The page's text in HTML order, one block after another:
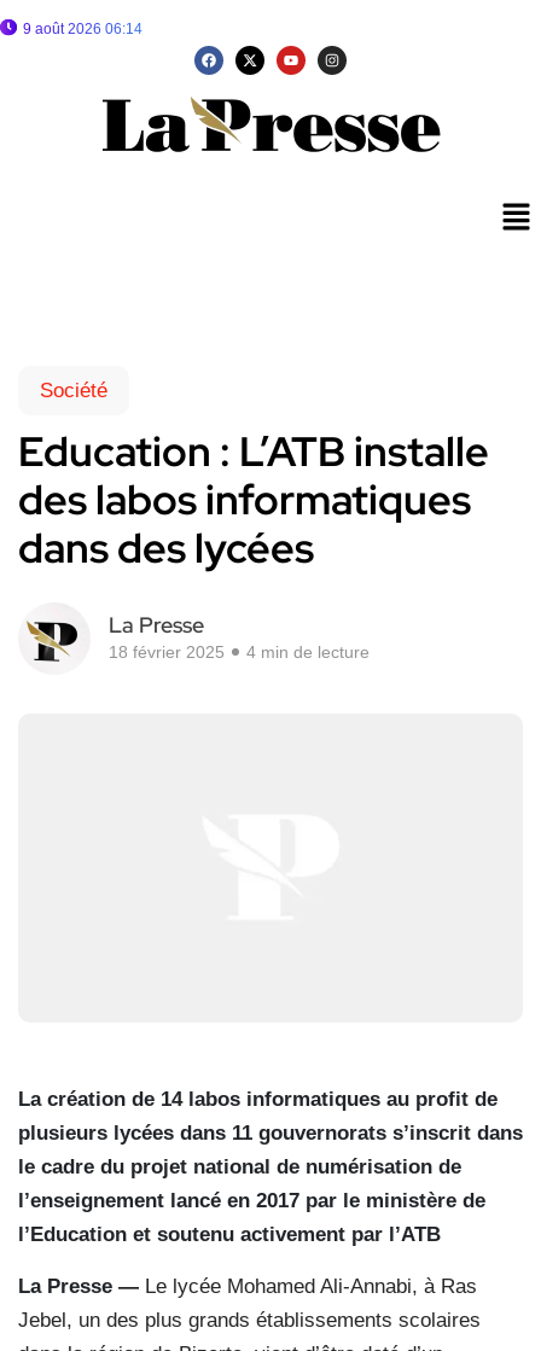
9 août 2026 06:14
Société
Education : L’ATB installe
des labos informatiques
dans des lycées
La Presse
18 février 2025 4 min de lecture
La création de 14 labos informatiques au profit de
plusieurs lycées dans 11 gouvernorats s’inscrit dans
le cadre du projet national de numérisation de
l’enseignement lancé en 2017 par le ministère de
l’Education et soutenu activement par l’ATB
La Presse — Le lycée Mohamed Ali-Annabi, à Ras
Jebel, un des plus grands établissements scolaires